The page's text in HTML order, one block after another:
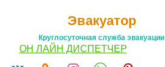
Эвакуатор
Круглосуточная служба эвакуации
ОН ЛАЙН ДИСПЕТЧЕР